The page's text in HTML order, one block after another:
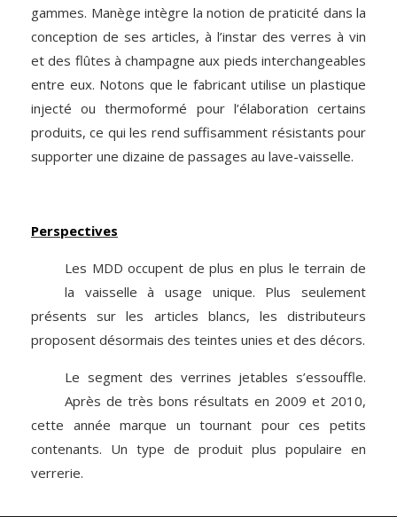
gammes. Manège intègre la notion de praticité dans la
conception de ses articles, à l’instar des verres à vin
et des flûtes à champagne aux pieds interchangeables
entre eux. Notons que le fabricant utilise un plastique
injecté ou thermoformé pour l’élaboration certains
produits, ce qui les rend suffisamment résistants pour
supporter une dizaine de passages au lave-vaisselle.
Perspectives
Les MDD occupent de plus en plus le terrain de
la vaisselle à usage unique. Plus seulement
présents sur les articles blancs, les distributeurs
proposent désormais des teintes unies et des décors.
Le segment des verrines jetables s’essouffle.
Après de très bons résultats en 2009 et 2010,
cette année marque un tournant pour ces petits
contenants. Un type de produit plus populaire en
verrerie.